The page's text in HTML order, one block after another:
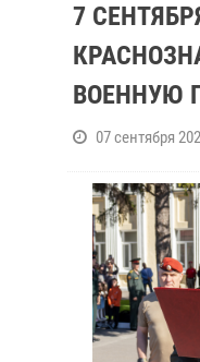
7
ВОЕННУЮ
07 сентября